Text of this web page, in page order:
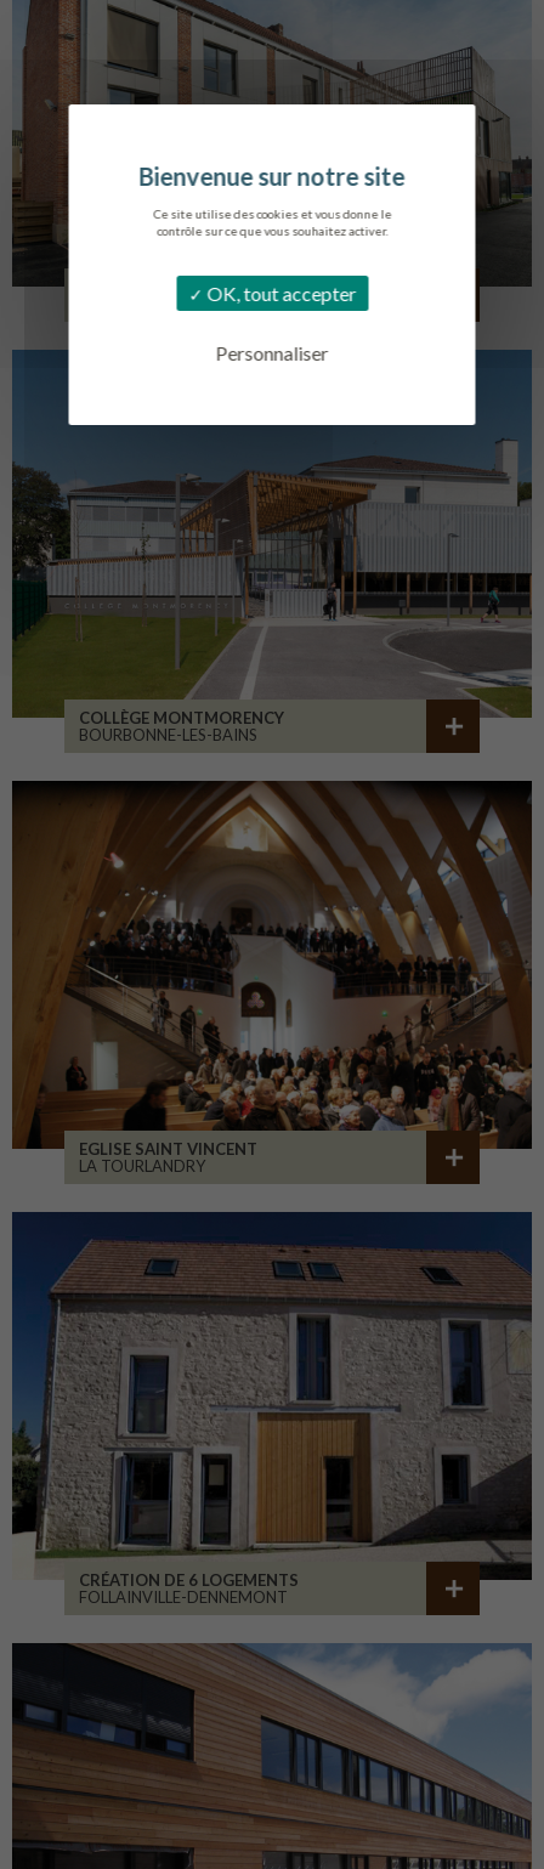
Ce site utilise des cookies et vous donne le
contrôle sur ce que vous souhaitez activer.
OK, tout accepter
Personnaliser
LOG. JEUNES TRAVAILLEURS
COLLÈGE MONTMORENCY
BOURBONNE-LES-BAINS
EGLISE SAINT VINCENT
LA TOURLANDRY
CRÉATION DE 6 LOGEMENTS
FOLLAINVILLE-DENNEMONT